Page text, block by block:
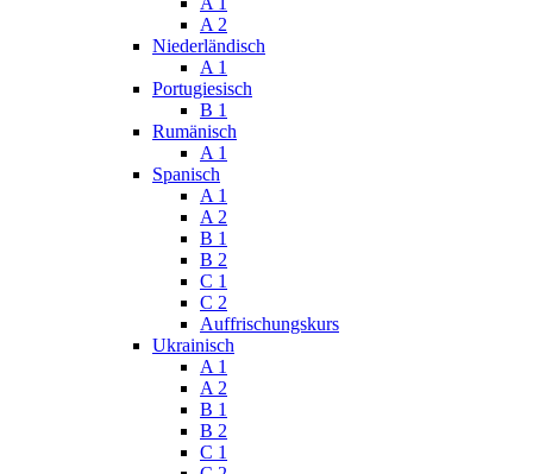
A 2
Niederländisch
A 1
Portugiesisch
B 1
Rumänisch
A 1
Spanisch
A 1
A 2
B 1
B 2
C 1
C 2
Auffrischungskurs
Ukrainisch
A 1
A 2
B 1
B 2
C 1